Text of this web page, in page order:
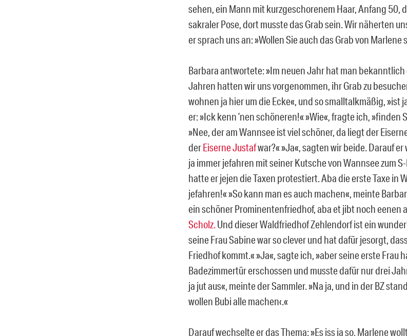
sehen, ein Mann mit kurzgeschorenem Haar, Anfang 50,
sakraler Pose, dort musste das Grab sein. Wir näherten
er sprach uns an: »Wollen Sie auch das Grab von Marlene
Barbara antwortete: »Im neuen Jahr hat man bekanntlich
Jahren hatten wir uns vorgenommen, ihr Grab zu
wohnen ja hier um die Ecke«, und so smalltalkmäßig, »ist
er: »Ick kenn ’nen schöneren!« »Wie«, fragte ich, »finden
»Nee, der am Wannsee ist viel schöner, da liegt der
derEiserne Justafwar?« »Ja«, sagten wir beide. Darauf
ja immer jefahren mit seiner Kutsche von Wannsee zum
hatte er jejen die Taxen protestiert. Aba die erste Taxe in
jefahren!« »So kann man es auch machen«, meinte
ein schöner Prominentenfriedhof, aba et jibt noch eenen
Scholz.Und dieser Waldfriedhof Zehlendorf ist ein
seine Frau Sabine war so clever und hat dafür jesorgt,
Friedhof kommt.« »Ja«, sagte ich, »aber seine erste Frau
Badezimmertür erschossen und musste dafür nur drei
ja jut aus«, meinte der Sammler. »Na ja, und in der BZ
wollen Bubi alle machen‹.«
Darauf wechselte er das Thema: »Es iss ja so, Marlene